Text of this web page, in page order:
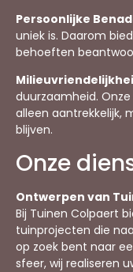
Persoonlijke
uniek is. Daarom
behoeften
duurzaamheid.
alleen aantrekkelijk,
blijven.
Onze
Ontwerpen van
Bij Tuinen Colpaert
tuinprojecten die
op zoek bent naar
sfeer, wij realiseren